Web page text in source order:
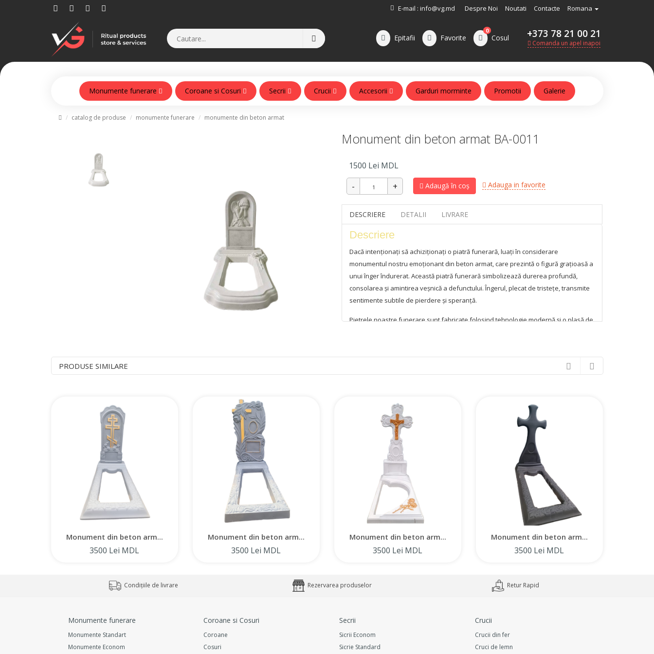
E-mail : info@vg.md Despre Noi Noutati Contacte Romana
Epitafii Favorite Cosul
0 +373 78 21 00 21
Comanda un apel inapoi
Monumente funerare Coroane si Cosuri Secrii Crucii Accesorii Garduri morminte Promotii Galerie
catalog de produse monumente funerare monumente din beton armat
Monument din beton armat BA-0011
1500 Lei MDL
Adaugă în coș Adauga in favorite
DESCRIERE DETALII LIVRARE
Descriere
Dacă intenționați să achiziționați o piatră funerară, luați în considerare
monumentul nostru emoționant din beton armat, care prezintă o figură grațioasă a
unui înger îndurerat. Această piatră funerară simbolizează durerea profundă,
consolarea și amintirea veșnică a defunctului. Îngerul, plecat de tristețe, transmite
sentimente subtile de pierdere și speranță.
Pietrele noastre funerare sunt fabricate folosind tehnologie modernă și o plasă de
de acum înainte, necesitând puțină întreținere.
Monumentul dispune de o nișă convenabilă pentru un portret sau o placă cu
Vă oferim posibilitatea de a achiziționa un monument în Moldova, precum și direct
de la producătorul din Chișinău. De asemenea, oferim servicii de instalare a
monumentelor funerare, garantând o abordare profesională și respectarea
tuturor reglementărilor. Alegând monumentele noastre din beton armat, primiți o
soluție de înaltă calitate și durabilă pentru comemorarea celor dragi.
PRODUSE SIMILARE
Monument din beton arm...
3500 Lei MDL
Monument din beton arm...
3500 Lei MDL
Monument din beton arm...
3500 Lei MDL
Monument din beton arm...
3500 Lei MDL
Condițiile de livrare Rezervarea produselor Retur Rapid
Monumente funerare
Monumente Standart
Monumente Econom
Coroane si Cosuri
Coroane
Cosuri
Secrii
Sicrii Econom
Sicrie Standard
Crucii
Crucii din fer
Cruci de lemn